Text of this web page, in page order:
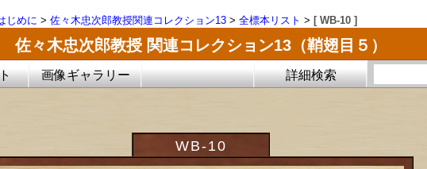
じめに > 佐々木忠次郎教授関連コレクション13 > 全標本リスト > [ WB-10 ]
佐々木忠次郎教授 関連コレクション13（鞘翅目５）
画像ギャラリー 詳細検索
WB-10